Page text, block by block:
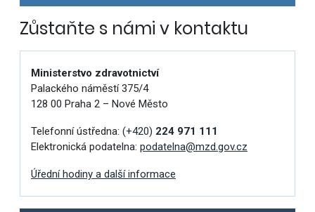
Zůstaňte s námi v kontaktu
Ministerstvo zdravotnictví
Palackého náměstí 375/4
128 00 Praha 2 – Nové Město
Telefonní ústředna: (+420) 224 971 111
Elektronická podatelna: podatelna@mzd.gov.cz
Úřední hodiny a další informace